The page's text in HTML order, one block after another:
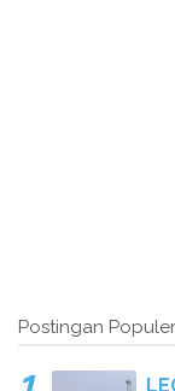
Postingan Populer